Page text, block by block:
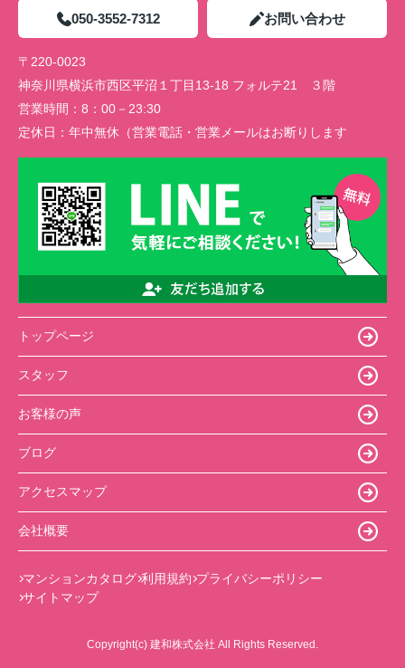
050-3552-7312 お問い合わせ
〒220-0023
神奈川県横浜市西区平沼１丁目13-18 フォルテ21 ３階
営業時間： 8：00－23:30
定休日： 年中無休（営業電話・営業メールはお断りします
トップページ
スタッフ
お客様の声
ブログ
アクセスマップ
会社概要
マンションカタログ 利用規約 プライバシーポリシー
サイトマップ
Copyright(c) 建和株式会社 All Rights Reserved.